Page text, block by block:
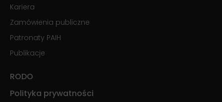
Kariera
Zamówienia publiczne
Patronaty PAIH
Publikacje
RODO
Polityka prywatności